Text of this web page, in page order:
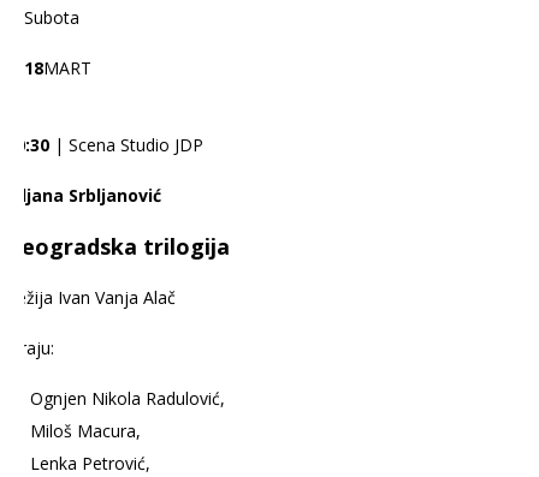
Subota
18MART
20:30 | Scena Studio JDP
Biljana Srbljanović
Beogradska trilogija
Režija Ivan Vanja Alač
Igraju:
Ognjen Nikola Radulović,
Miloš Macura,
Lenka Petrović,